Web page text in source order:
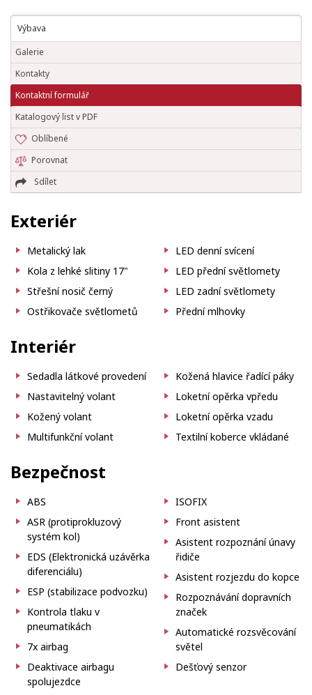
Výbava
Galerie
Kontakty
Kontaktní formulář
Katalogový list v PDF
Oblíbené
Porovnat
Sdílet
Exteriér
Metalický lak
Kola z lehké slitiny 17"
Střešní nosič černý
Ostřikovače světlometů
LED denní svícení
LED přední světlomety
LED zadní světlomety
Přední mlhovky
Interiér
Sedadla látkové provedení
Nastavitelný volant
Kožený volant
Multifunkční volant
Kožená hlavice řadící páky
Loketní opěrka vpředu
Loketní opěrka vzadu
Textilní koberce vkládané
Bezpečnost
ABS
ASR (protiprokluzový
systém kol)
EDS (Elektronická uzávěrka
diferenciálu)
ESP (stabilizace podvozku)
Kontrola tlaku v
pneumatikách
7x airbag
Deaktivace airbagu
spolujezdce
ISOFIX
Front asistent
Asistent rozpoznání únavy
řidiče
Asistent rozjezdu do kopce
Rozpoznávání dopravních
značek
Automatické rozsvěcování
světel
Dešťový senzor